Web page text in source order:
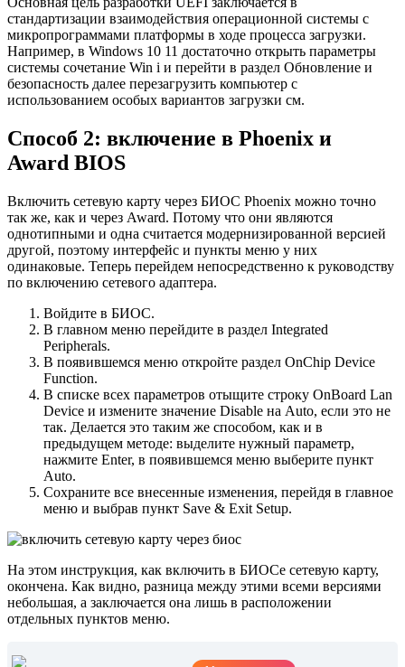
стандартизации взаимодействия операционной системы с
микропрограммами платформы в ходе процесса загрузки.
Например, в Windows 10 11 достаточно открыть параметры
системы сочетание Win i и перейти в раздел Обновление и
безопасность далее перезагрузить компьютер с
использованием особых вариантов загрузки см.
Способ 2: включение в Phoenix и
Award BIOS
Включить сетевую карту через БИОС Phoenix можно точно
так же, как и через Award. Потому что они являются
однотипными и одна считается модернизированной версией
другой, поэтому интерфейс и пункты меню у них
одинаковые. Теперь перейдем непосредственно к руководству
по включению сетевого адаптера.
Войдите в БИОС.
В главном меню перейдите в раздел Integrated
Peripherals.
В появившемся меню откройте раздел OnChip Device
Function.
В списке всех параметров отыщите строку OnBoard Lan
Device и измените значение Disable на Auto, если это не
так. Делается это таким же способом, как и в
предыдущем методе: выделите нужный параметр,
нажмите Enter, в появившемся меню выберите пункт
Auto.
Сохраните все внесенные изменения, перейдя в главное
меню и выбрав пункт Save & Exit Setup.
На этом инструкция, как включить в БИОСе сетевую карту,
окончена. Как видно, разница между этими всеми версиями
небольшая, а заключается она лишь в расположении
отдельных пунктов меню.